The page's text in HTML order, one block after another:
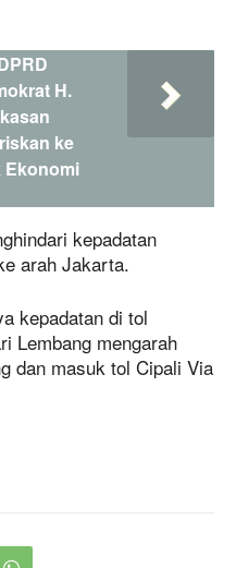
H.
ke
Ekonomi
kepadatan
arah Jakarta.
kepadatan di tol
Lembang mengarah
dan masuk tol Cipali Via